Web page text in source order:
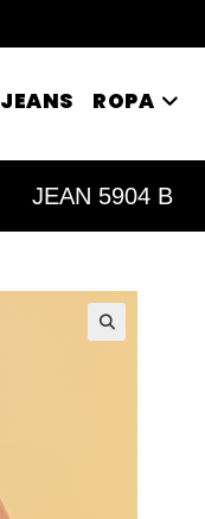
JEANS ROPA
JEAN 5904 B